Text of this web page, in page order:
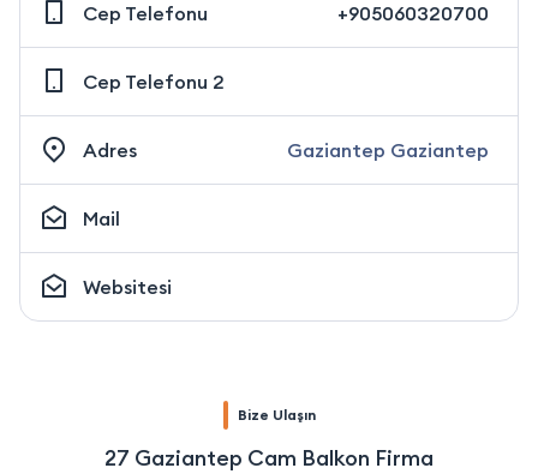
Cep Telefonu +905060320700
Cep Telefonu 2
Adres Gaziantep Gaziantep
Mail
Websitesi
Bize Ulaşın
27 Gaziantep Cam Balkon Firma